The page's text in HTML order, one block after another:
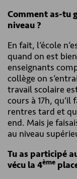
Comment as-tu
niveau ?
En fait, l’école
quand on est
enseignants
collège on
travail scolaire
cours à 17h, qu’il
rentres tard et
end. Mais je
au niveau
Tu as participé
vécu la 4ème